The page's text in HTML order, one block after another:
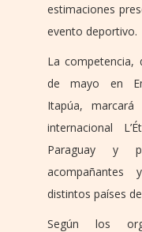
estimaciones
evento deportivo.
La competencia,
de mayo en
Itapúa,
internacional
Paraguay y
acompañantes
distintos países
Según los